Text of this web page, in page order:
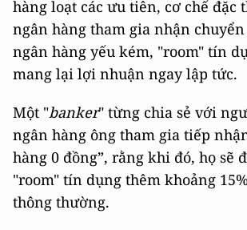
hàng loạt các ưu tiên, cơ chế đặc
ngân hàng tham gia nhận
ngân hàng yếu kém, "room" tín
mang lại lợi nhuận ngay lập tức.
Một "banker" từng chia sẻ với
ngân hàng ông tham gia tiếp
hàng 0 đồng”, rằng khi đó, họ sẽ
"room" tín dụng thêm khoảng
thông thường.